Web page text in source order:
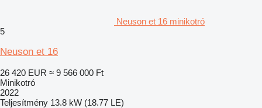
Neuson et 16 minikotró
5
Neuson et 16
26 420 EUR ≈ 9 566 000 Ft
Minikotró
2022
Teljesítmény 13.8 kW (18.77 LE)